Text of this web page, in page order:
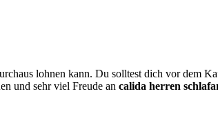
lohnen kann. Du solltest dich vor dem
und sehr viel Freude an calida herren